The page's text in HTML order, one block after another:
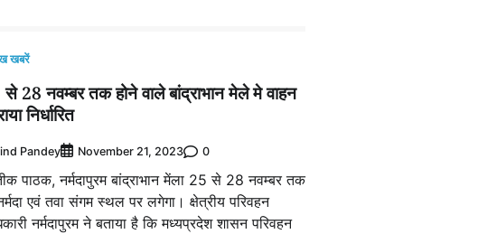
खबरें
28 नवम्बर तक होने वाले बांद्राभान मेले मे वाहन
निर्धारित
Pandey November 21, 2023 0
पाठक, नर्मदापुरम बांद्राभान मेंला 25 से 28 नवम्बर तक
एवं तवा संगम स्थल पर लगेगा। क्षेत्रीय परिवहन
नर्मदापुरम ने बताया है कि मध्यप्रदेश शासन परिवहन